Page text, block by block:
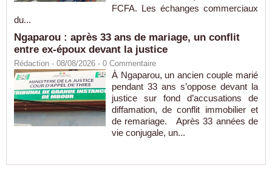
FCFA. Les échanges commerciaux
du...
Ngaparou : après 33 ans de mariage, un conflit
entre ex-époux devant la justice
Rédaction - 08/08/2026 - 0 Commentaire
À Ngaparou, un ancien couple marié
pendant 33 ans s’oppose devant la
justice sur fond d’accusations de
diffamation, de conflit immobilier et
de remariage. Après 33 années de
vie conjugale, un...